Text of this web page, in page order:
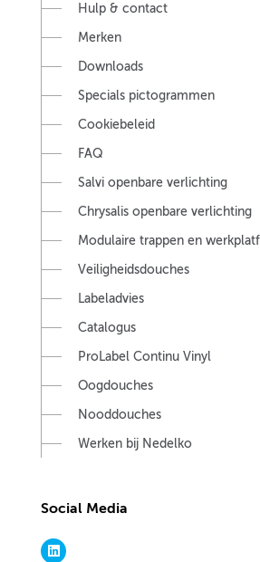
Hulp & contact
Merken
Downloads
Specials pictogrammen
Cookiebeleid
FAQ
Salvi openbare verlichting
Chrysalis openbare verlichting
Modulaire trappen en
Veiligheidsdouches
Labeladvies
Catalogus
ProLabel Continu Vinyl
Oogdouches
Nooddouches
Werken bij Nedelko
Social Media